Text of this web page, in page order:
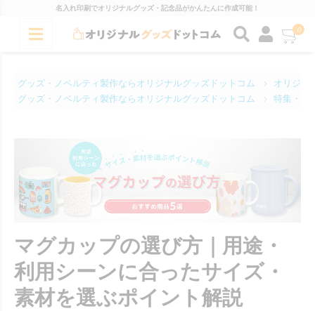
名入れ印刷でオリジナルグッズ・記念品がかんたんに作成可能！
0
グッズ・ノベルティ製作ならオリジナルグッズドットコム
オリジナ
グッズ・ノベルティ製作ならオリジナルグッズドットコム
特集・コ
マグカップの選び方｜用途・
利用シーンに合ったサイズ・
素材を選ぶポイント解説